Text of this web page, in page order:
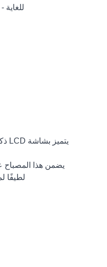
يتميز بشاشة LCD ذكية تعرض العد التنازلي لمعالجة اللاصق. تضيء الشاشة تلقائيًا أثناء التشغيل وتنطفئ عندما تكون في وضع الخمول.
يضمن هذا المصباح
لطيفًا